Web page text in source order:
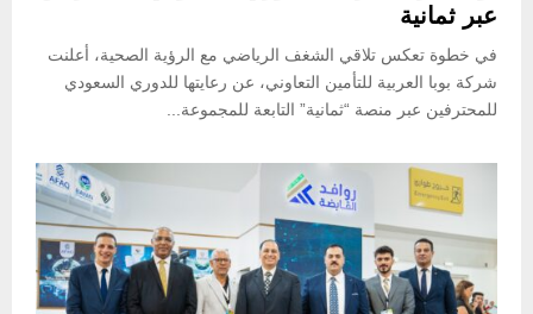
عبر ثمانية
في خطوة تعكس تلاقي الشغف الرياضي مع الرؤية الصحية، أعلنت
شركة بوبا العربية للتأمين التعاوني، عن رعايتها للدوري السعودي
للمحترفين عبر منصة “ثمانية” التابعة للمجموعة...